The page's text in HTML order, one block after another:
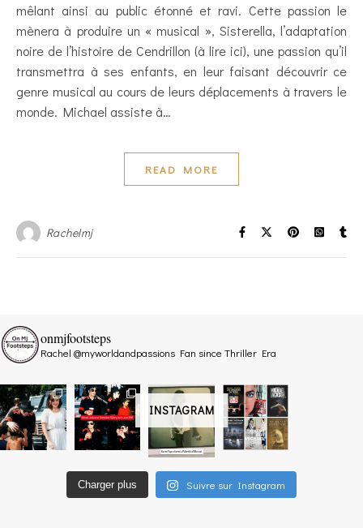
mêlant ainsi au public étonné et ravi. Cette passion le
mènera à produire un « musical », Sisterella, l’adaptation
noire de l’histoire de Cendrillon (à lire ici), une passion qu’il
transmettra à ses enfants, en leur faisant découvrir ce
genre musical au cours de leurs déplacements à travers le
monde. Michael assiste à…
READ MORE
Rachelmj
INSTAGRAM
onmjfootsteps
Rachel @myworldandpassions Fan since Thriller Era
Charger plus Suivre sur Instagram